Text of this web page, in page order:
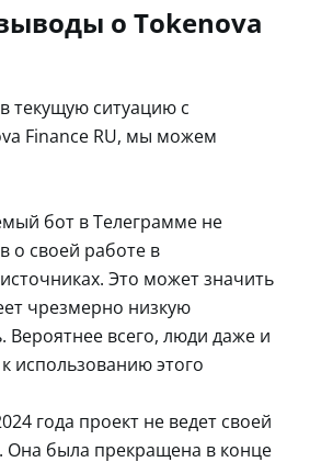
о Tokenova
текущую ситуацию с
Finance RU, мы можем
бот в Телеграмме не
о своей работе в
Это может значить
чрезмерно низкую
Вероятнее всего, люди даже и
использованию этого
года проект не ведет своей
Она была прекращена в конце